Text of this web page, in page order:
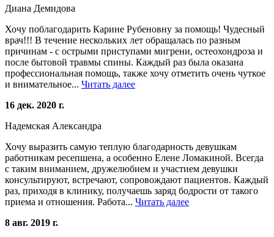
Диана Демидова
Хочу поблагодарить Карине Рубеновну за помощь! Чудесный
врач!!! В течение нескольких лет обращалась по разным
причинам - с острыми приступами мигрени, остеохондроза и
после бытовой травмы спины. Каждый раз была оказана
профессиональная помощь, также хочу отметить очень чуткое
и внимательное... Читать далее
16 дек. 2020 г.
Надемская Александра
Хочу выразить самую теплую благодарность девушкам
работникам ресепшена, а особенно Елене Ломакиной. Всегда
с таким вниманием, дружелюбием и участием девушки
консультируют, встречают, сопровождают пациентов. Каждый
раз, приходя в клинику, получаешь заряд бодрости от такого
приема и отношения. Работа... Читать далее
8 авг. 2019 г.